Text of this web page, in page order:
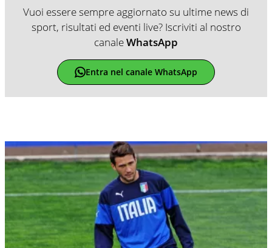
Vuoi essere sempre aggiornato su ultime news di
sport, risultati ed eventi live? Iscriviti al nostro
canaleWhatsApp
Entra nel canale WhatsApp